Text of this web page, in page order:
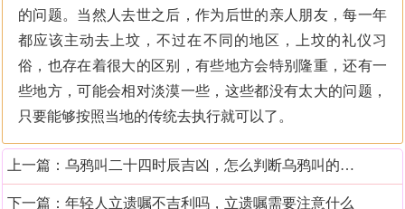
的问题。当然人去世之后，作为后世的亲人朋友，每一年
都应该主动去上坟，不过在不同的地区，上坟的礼仪习
俗，也存在着很大的区别，有些地方会特别隆重，还有一
些地方，可能会相对淡漠一些，这些都没有太大的问题，
只要能够按照当地的传统去执行就可以了。
上一篇： 乌鸦叫二十四时辰吉凶，怎么判断乌鸦叫的凶吉
下一篇： 年轻人立遗嘱不吉利吗，立遗嘱需要注意什么